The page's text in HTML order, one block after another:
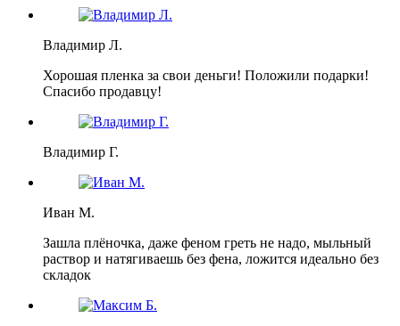
Владимир Л.
Хорошая пленка за свои деньги! Положили подарки!
Спасибо продавцу!
Владимир Г.
Иван М.
Зашла плёночка, даже феном греть не надо, мыльный
раствор и натягиваешь без фена, ложится идеально без
складок